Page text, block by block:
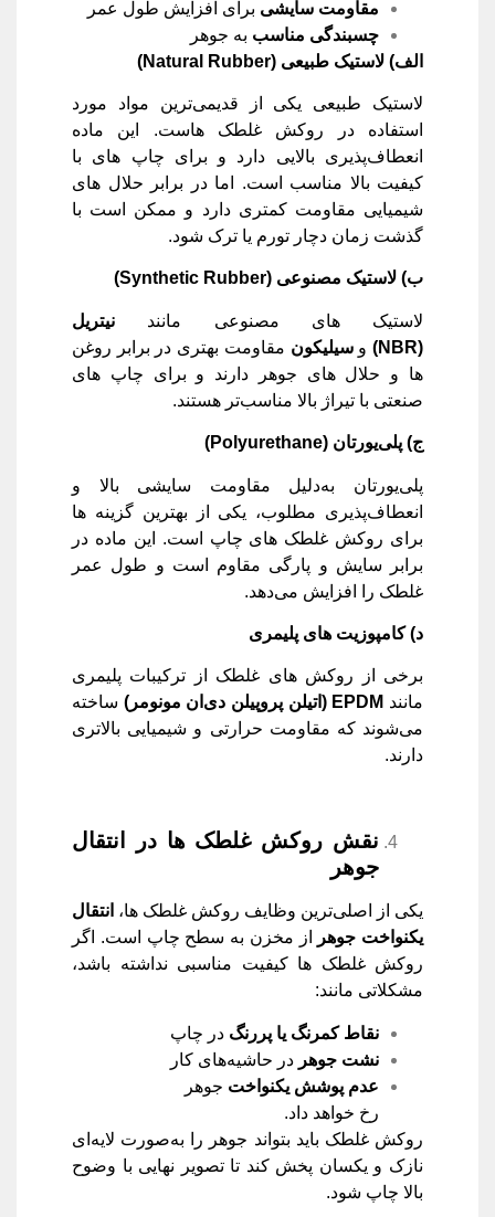
مقاومت سایشی برای افزایش طول عمر
چسبندگی مناسب به جوهر
الف) لاستیک طبیعی (Natural Rubber)
لاستیک طبیعی یکی از قدیمی‌ترین مواد مورد
استفاده در روکش غلطک‌ هاست. این ماده
انعطاف‌پذیری بالایی دارد و برای چاپ‌ های با
کیفیت بالا مناسب است. اما در برابر حلال‌ های
شیمیایی مقاومت کمتری دارد و ممکن است با
گذشت زمان دچار تورم یا ترک شود.
ب) لاستیک مصنوعی (Synthetic Rubber)
لاستیک‌ های مصنوعی مانند نیتریل
(NBR)
وسیلیکون مقاومت بهتری در برابر روغن‌
ها و حلال ‌های جوهر دارند و برای چاپ‌ های
صنعتی با تیراژ بالا مناسب‌تر هستند.
ج) پلی‌یورتان (Polyurethane)
پلی‌یورتان به‌دلیل مقاومت سایشی بالا و
انعطاف‌پذیری مطلوب، یکی از بهترین گزینه ‌ها
برای روکش غلطک‌ های چاپ است. این ماده در
برابر سایش و پارگی مقاوم است و طول عمر
غلطک را افزایش می‌دهد.
د) کامپوزیت ‌های پلیمری
برخی از روکش‌ های غلطک از ترکیبات پلیمری
مانند EPDM ( اتیلن پروپیلن دی‌ان مونومر) ساخته
می‌شوند که مقاومت حرارتی و شیمیایی بالاتری
دارند.
نقش روکش غلطک ‌ها در انتقال
جوهر
یکی از اصلی‌ترین وظایف روکش غلطک ‌ها، انتقال
یکنواخت جوهر
از مخزن به سطح چاپ است. اگر
روکش غلطک ‌ها کیفیت مناسبی نداشته باشد،
مشکلاتی مانند:
نقاط کمرنگ یا پررنگ در چاپ
نشت جوهر در حاشیه‌های کار
عدم پوشش یکنواخت جوهر
رخ خواهد داد.
روکش غلطک باید بتواند جوهر را به‌صورت لایه‌ای
نازک و یکسان پخش کند تا تصویر نهایی با وضوح
بالا چاپ شود.